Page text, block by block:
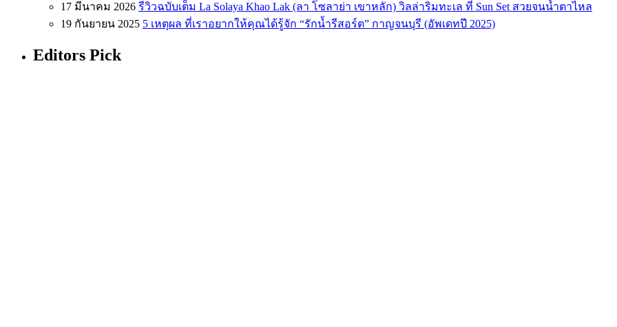
17 มีนาคม 2026 รีวิวฉบับเต็ม La Solaya Khao Lak (ลา โซลาย่า เขาหลัก) วิลล่าริมทะเล ที่ Sun Set สวยจนน้ำตาไหล
19 กันยายน 2025 5 เหตุผล ที่เราอยากให้คุณได้รู้จัก “รักน้ำรีสอร์ต” กาญจนบุรี (อัพเดทปี 2025)
Editors Pick